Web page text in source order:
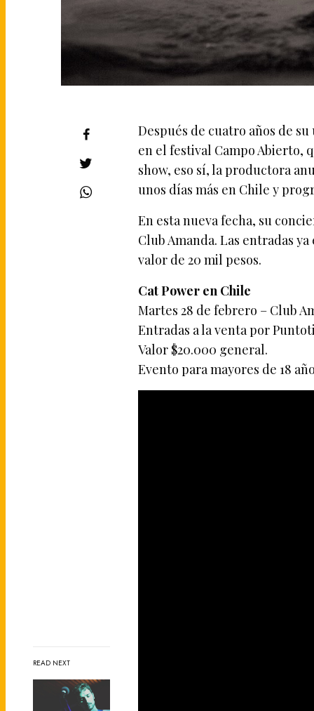
READ NEXT
Después de cuatro años de
en el festival Campo Abierto,
show, eso sí, la productora
unos días más en Chile y
En esta nueva fecha, su
Club Amanda. Las entradas
valor de 20 mil pesos.
Cat Power en Chile
Martes 28 de febrero – Club
Entradas a la venta por
Valor $20.000 general.
Evento para mayores de 18